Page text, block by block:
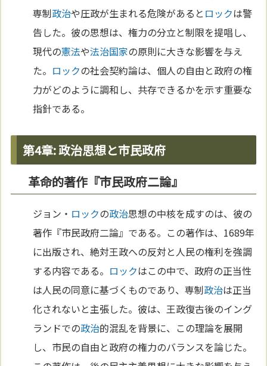
専制政治や圧政が生まれる危険があると ロックは警
告した。彼の思想は、権力の分立と制限を提唱し、
現代の憲法や法治国家の原則に大きな影響を与え
た。 ロックの社会契約論は、個人の自由と政府の権
力がどのように調和し、共存できるかを示す重要な
指針である。
第4章: 政治思想と市民政府
革命的著作『市民政府二論』
ジョン・ ロックの政治思想の中核を成すのは、彼の
著作『市民政府二論』である。この著作は、1689年
に出版され、絶対王政への反対と人民の権利を強調
する内容である。 ロックはこの中で、政府の正当性
は人民の同意に基づくものであり、専制政治は正当
化されないと主張した。彼は、王政復古後のイング
ランドでの政治的混乱を背景に、この理論を展開
し、市民の自由と政府の権力のバランスを論じた。